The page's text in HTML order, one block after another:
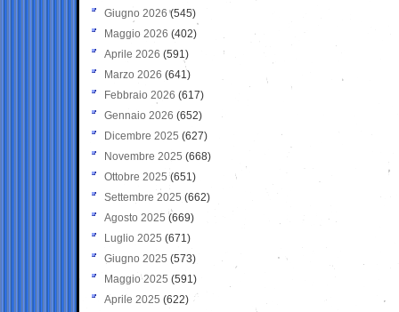
Giugno 2026 (545)
Maggio 2026 (402)
Aprile 2026 (591)
Marzo 2026 (641)
Febbraio 2026 (617)
Gennaio 2026 (652)
Dicembre 2025 (627)
Novembre 2025 (668)
Ottobre 2025 (651)
Settembre 2025 (662)
Agosto 2025 (669)
Luglio 2025 (671)
Giugno 2025 (573)
Maggio 2025 (591)
Aprile 2025 (622)